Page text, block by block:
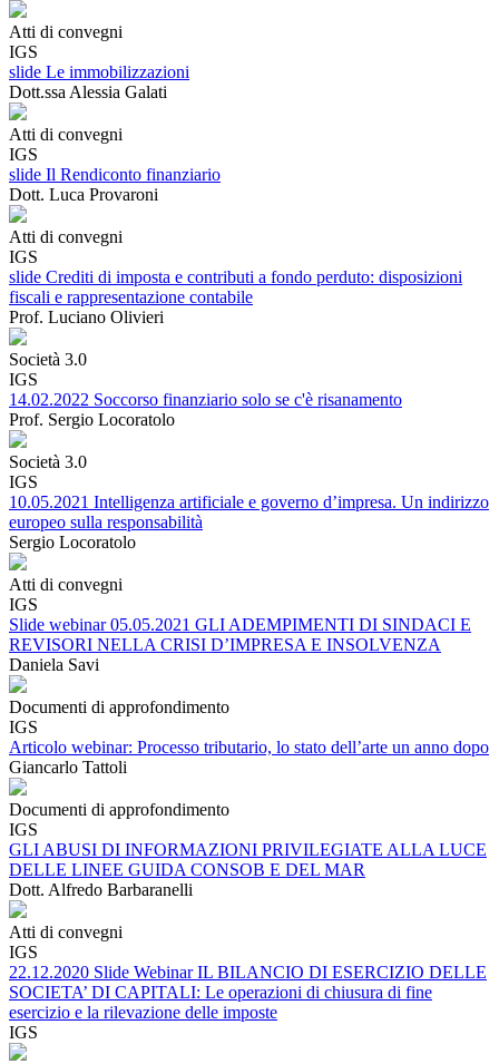
Atti di convegni
IGS
slide Le immobilizzazioni
Dott.ssa Alessia Galati
Atti di convegni
IGS
slide Il Rendiconto finanziario
Dott. Luca Provaroni
Atti di convegni
IGS
slide Crediti di imposta e contributi a fondo perduto: disposizioni
fiscali e rappresentazione contabile
Prof. Luciano Olivieri
Società 3.0
IGS
14.02.2022 Soccorso finanziario solo se c'è risanamento
Prof. Sergio Locoratolo
Società 3.0
IGS
10.05.2021 Intelligenza artificiale e governo d’impresa. Un indirizzo
europeo sulla responsabilità
Sergio Locoratolo
Atti di convegni
IGS
Slide webinar 05.05.2021 GLI ADEMPIMENTI DI SINDACI E
REVISORI NELLA CRISI D’IMPRESA E INSOLVENZA
Daniela Savi
Documenti di approfondimento
IGS
Articolo webinar: Processo tributario, lo stato dell’arte un anno dopo
Giancarlo Tattoli
Documenti di approfondimento
IGS
GLI ABUSI DI INFORMAZIONI PRIVILEGIATE ALLA LUCE
DELLE LINEE GUIDA CONSOB E DEL MAR
Dott. Alfredo Barbaranelli
Atti di convegni
IGS
22.12.2020 Slide Webinar IL BILANCIO DI ESERCIZIO DELLE
SOCIETA’ DI CAPITALI: Le operazioni di chiusura di fine
esercizio e la rilevazione delle imposte
IGS